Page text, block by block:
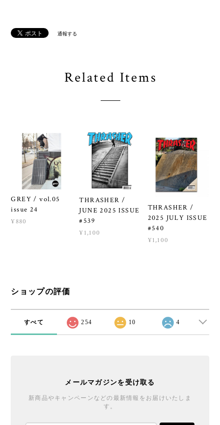
通報する
Related Items
GREY / vol.05
issue 24
¥880
THRASHER /
JUNE 2025 ISSUE
#539
¥1,100
THRASHER /
2025 JULY ISSUE
#540
¥1,100
ショップの評価
すべて 254 10 4
メールマガジンを受け取る
新商品やキャンペーンなどの最新情報をお届けいたしま
す。